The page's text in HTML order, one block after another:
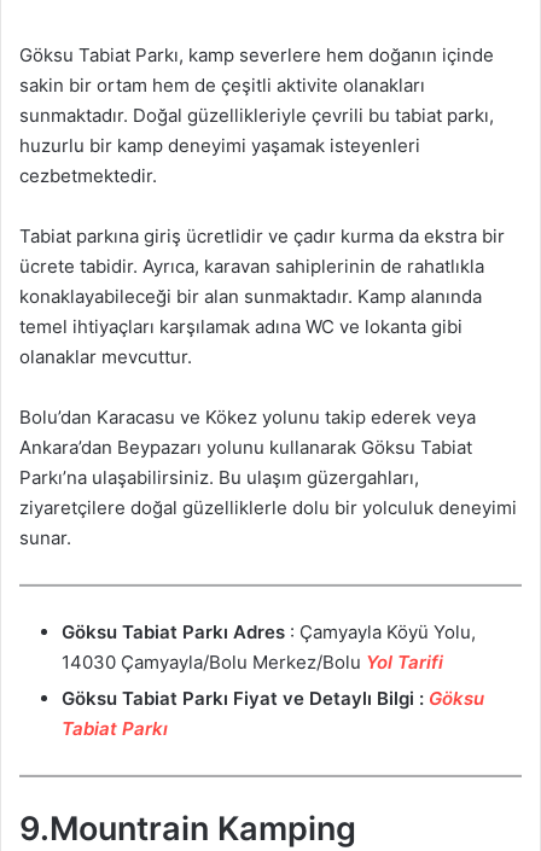
Göksu Tabiat Parkı, kamp severlere hem doğanın içinde
sakin bir ortam hem de çeşitli aktivite olanakları
sunmaktadır. Doğal güzellikleriyle çevrili bu tabiat parkı,
huzurlu bir kamp deneyimi yaşamak isteyenleri
cezbetmektedir.
Tabiat parkına giriş ücretlidir ve çadır kurma da ekstra bir
ücrete tabidir. Ayrıca, karavan sahiplerinin de rahatlıkla
konaklayabileceği bir alan sunmaktadır. Kamp alanında
temel ihtiyaçları karşılamak adına WC ve lokanta gibi
olanaklar mevcuttur.
Bolu’dan Karacasu ve Kökez yolunu takip ederek veya
Ankara’dan Beypazarı yolunu kullanarak Göksu Tabiat
Parkı’na ulaşabilirsiniz. Bu ulaşım güzergahları,
ziyaretçilere doğal güzelliklerle dolu bir yolculuk deneyimi
sunar.
Göksu Tabiat Parkı Adres : Çamyayla Köyü Yolu,
14030 Çamyayla/Bolu Merkez/Bolu Yol Tarifi
Göksu Tabiat Parkı Fiyat ve Detaylı Bilgi : Göksu
Tabiat Parkı
9.Mountrain Kamping